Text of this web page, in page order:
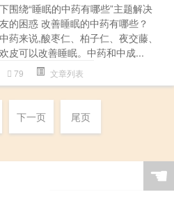
围绕“睡眠的中药有哪些”主题解决
的困惑 改善睡眠的中药有哪些？
药来说,酸枣仁、柏子仁、夜交藤、
皮可以改善睡眠。中药和中成...
79 文章列表
下一页 尾页
☚